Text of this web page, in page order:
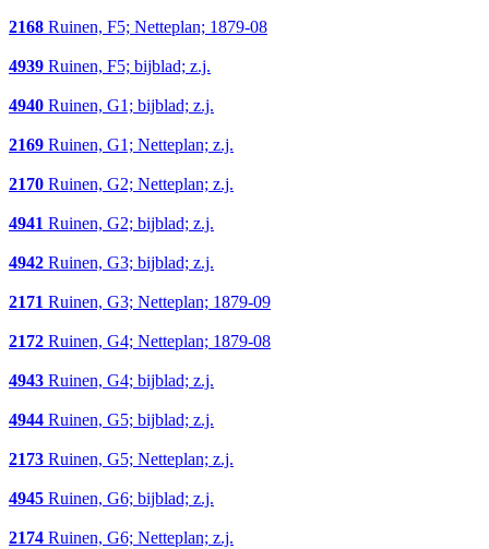
2168 Ruinen, F5; Netteplan; 1879-08
4939 Ruinen, F5; bijblad; z.j.
4940 Ruinen, G1; bijblad; z.j.
2169 Ruinen, G1; Netteplan; z.j.
2170 Ruinen, G2; Netteplan; z.j.
4941 Ruinen, G2; bijblad; z.j.
4942 Ruinen, G3; bijblad; z.j.
2171 Ruinen, G3; Netteplan; 1879-09
2172 Ruinen, G4; Netteplan; 1879-08
4943 Ruinen, G4; bijblad; z.j.
4944 Ruinen, G5; bijblad; z.j.
2173 Ruinen, G5; Netteplan; z.j.
4945 Ruinen, G6; bijblad; z.j.
2174 Ruinen, G6; Netteplan; z.j.